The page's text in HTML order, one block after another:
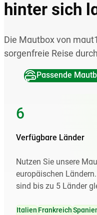
hinter sich
Die Mautbox von
sorgenfreie Reise
Passende
6
Verfügbare Länder
Nutzen Sie unsere
europäischen
sind bis zu 5 Länder
Italien Frankreich